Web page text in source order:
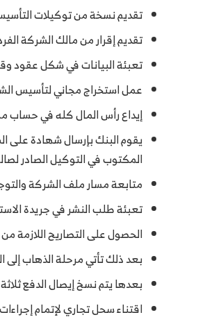
تقديم نسخة من توكيلات
تقديم إقرار من مالك الشركة
تعبئة البيانات في شكل عقود
عمل استخراج مجاني لتأسيس
إيداع رأس المال كله في حساب
يقوم البنك بإرسال شهادة على
المكتوب في التوكيل الصادر
متابعة مسار ملف الشركة
تعبئة طلب النشر في جريدة
الحصول على التصاريح اللازمة
بعد ذلك تأتي مرحلة الذهاب إلى
بعدها يتم نسخ إيصال الدفع
اقتناء سحل تجاري لإتمام